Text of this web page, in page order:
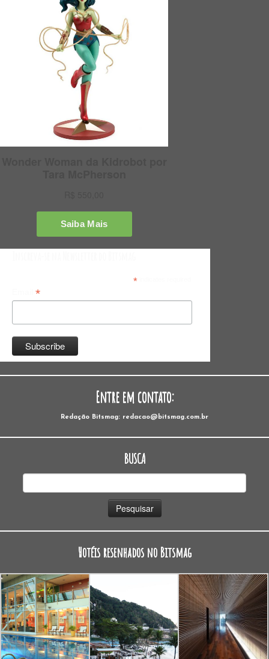
*indicates required
*
Entre em contato:
Redação Bitsmag: redacao@bitsmag.com.br
BUSCA
Hotéis resenhados no Bitsmag